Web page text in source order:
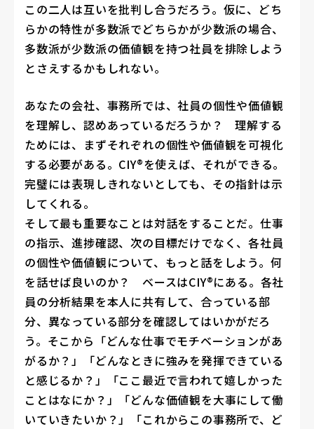
この二人は互いを批判し合うだろう。仮に、どち
らかの特性が多数派でどちらかが少数派の場合、
多数派が少数派の価値観を持つ社員を排除しよう
とさえするかもしれない。
あなたの会社、事務所では、社員の個性や価値観
を理解し、認めあっているだろうか？ 理解する
ためには、まずそれぞれの個性や価値観を可視化
する必要がある。CIY®を使えば、それができる。
完璧には表現しきれないとしても、その指針は示
してくれる。
そして最も重要なことは対話をすることだ。仕事
の指示、進捗確認、次の目標だけでなく、各社員
の個性や価値観について、もっと話をしよう。何
を話せば良いのか？ ベースはCIY®にある。各社
員の分析結果を本人に共有して、合っている部
分、異なっている部分を確認してはいかがだろ
う。そこから「どんな仕事でモチベーションがあ
がるか？」「どんなときに強みを発揮できている
と感じるか？」「ここ最近で言われて嬉しかった
ことはなにか？」「どんな価値観を大事にして働
いていきたいか？」「これからこの事務所で、ど